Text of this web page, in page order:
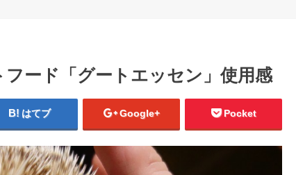
フード「グートエッセン」使用感
はてブ Google+ Pocket